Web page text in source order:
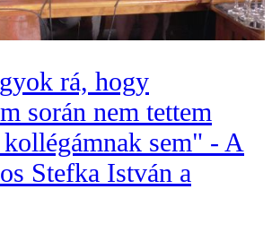
rá, hogy
során nem tettem
sem" - A
Stefka István a